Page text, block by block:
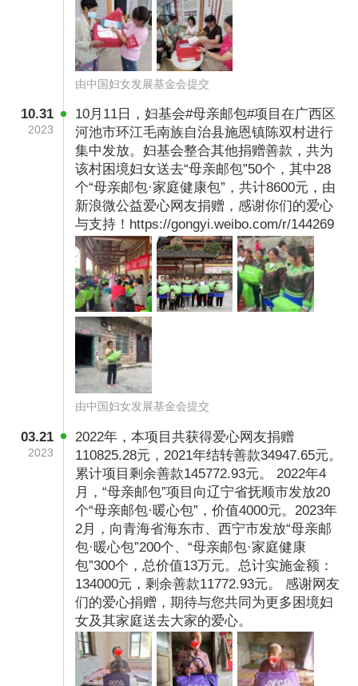
开具发票方式发票说明：1.中国妇女发展基金会
承诺专款专用，定期向社会公布该项目资金使用
情况。 2.为了节省公益成本,捐赠票据默认为电子
票据，捐款满1000元以上的用户,我们将为您开
具并邮寄捐赠证书。如有其他特殊需求,请将相关
情况说明及捐款交易单号、姓名、详细地址、手
机号等信息发送到邮箱mqyb2012@126.com或
拔打010-65267696进行电话咨询。
项目实施的帮扶对象，原则上须符合以下任一标
1.年人均纯收入低于当地最低生活保障标准的妇
2.乡村振兴重点帮扶县及处于老少边远困境地区
的妇女；
3.因疾病、失独、单身等原因陷入困境的妇女；
4.受灾地区妇女及家庭以及需要关爱的特殊工作
领域的妇女。
“母亲邮包”的常规包裹类型分为“母亲暖心
包”和“母亲家庭健康包”两种：
母亲暖心包 （价值200元）：主要以保暖御寒物
品为主，可为困境妇女们温暖过冬提供实实在在
的帮助。
母亲家庭健康包（价值300元）：主要家庭生活
由中国妇女发展基金会提交
10.31
2023
10月11日，妇基会#母亲邮包#项目在广西区
河池市环江毛南族自治县施恩镇陈双村进行
集中发放。妇基会整合其他捐赠善款，共为
该村困境妇女送去“母亲邮包”50个，其中28
个“母亲邮包·家庭健康包”，共计8600元，由
新浪微公益爱心网友捐赠，感谢你们的爱心
与支持！https://gongyi.weibo.com/r/144269
由中国妇女发展基金会提交
03.21
2023
2022年，本项目共获得爱心网友捐赠
110825.28元，2021年结转善款34947.65元。
累计项目剩余善款145772.93元。 2022年4
月，“母亲邮包”项目向辽宁省抚顺市发放20
个“母亲邮包·暖心包”，价值4000元。2023年
2月，向青海省海东市、西宁市发放“母亲邮
包·暖心包”200个、“母亲邮包·家庭健康
包”300个，总价值13万元。总计实施金额：
134000元，剩余善款11772.93元。 感谢网友
们的爱心捐赠，期待与您共同为更多困境妇
女及其家庭送去大家的爱心。